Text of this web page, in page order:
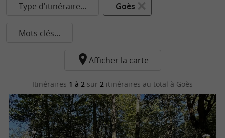
Type d'itinéraire... Goès
Mots clés...
Afficher la carte
Itinéraires 1 à 2 sur 2 itinéraires au total à Goès